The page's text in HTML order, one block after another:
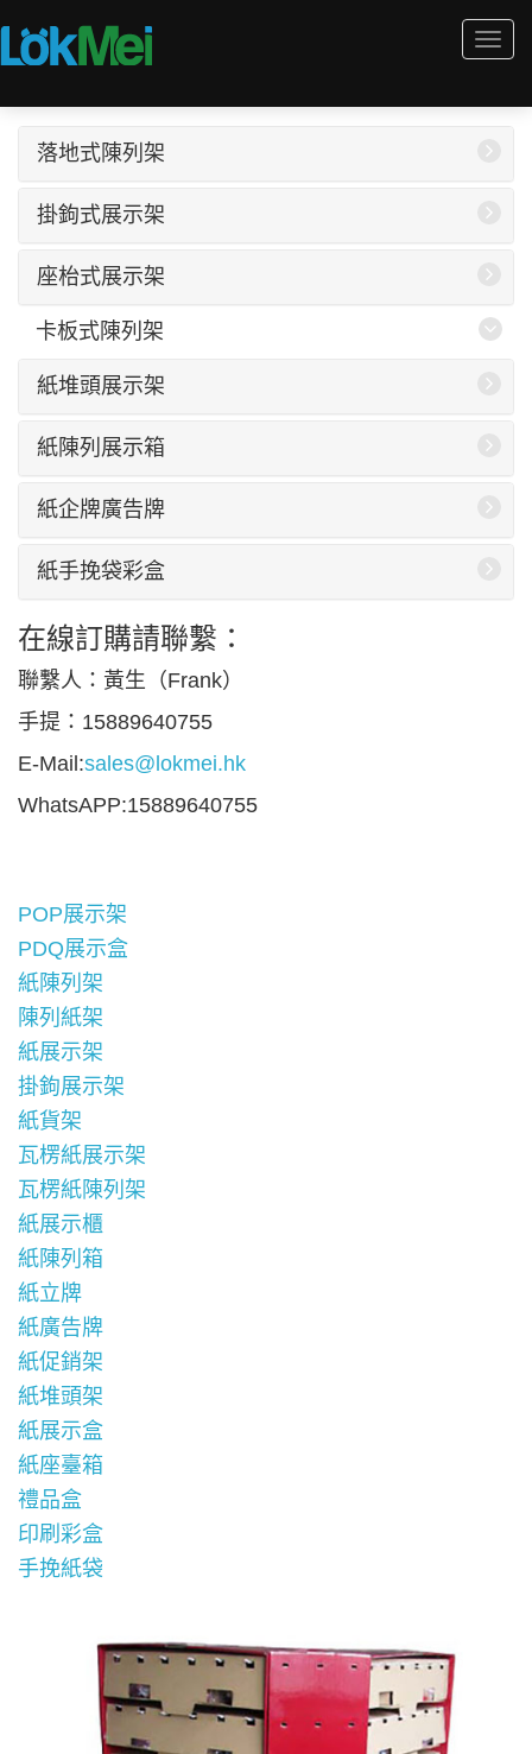
落地式陳列架
掛鉤式展示架
座枱式展示架
卡板式陳列架
紙堆頭展示架
紙陳列展示箱
紙企牌廣告牌
紙手挽袋彩盒
在線訂購請聯繫：
聯繫人：黃生（Frank）
手提：15889640755
E-Mail:sales@lokmei.hk
WhatsAPP:15889640755
POP展示架
PDQ展示盒
紙陳列架
陳列紙架
紙展示架
掛鉤展示架
紙貨架
瓦楞紙展示架
瓦楞紙陳列架
紙展示櫃
紙陳列箱
紙立牌
紙廣告牌
紙促銷架
紙堆頭架
紙展示盒
紙座臺箱
禮品盒
印刷彩盒
手挽紙袋